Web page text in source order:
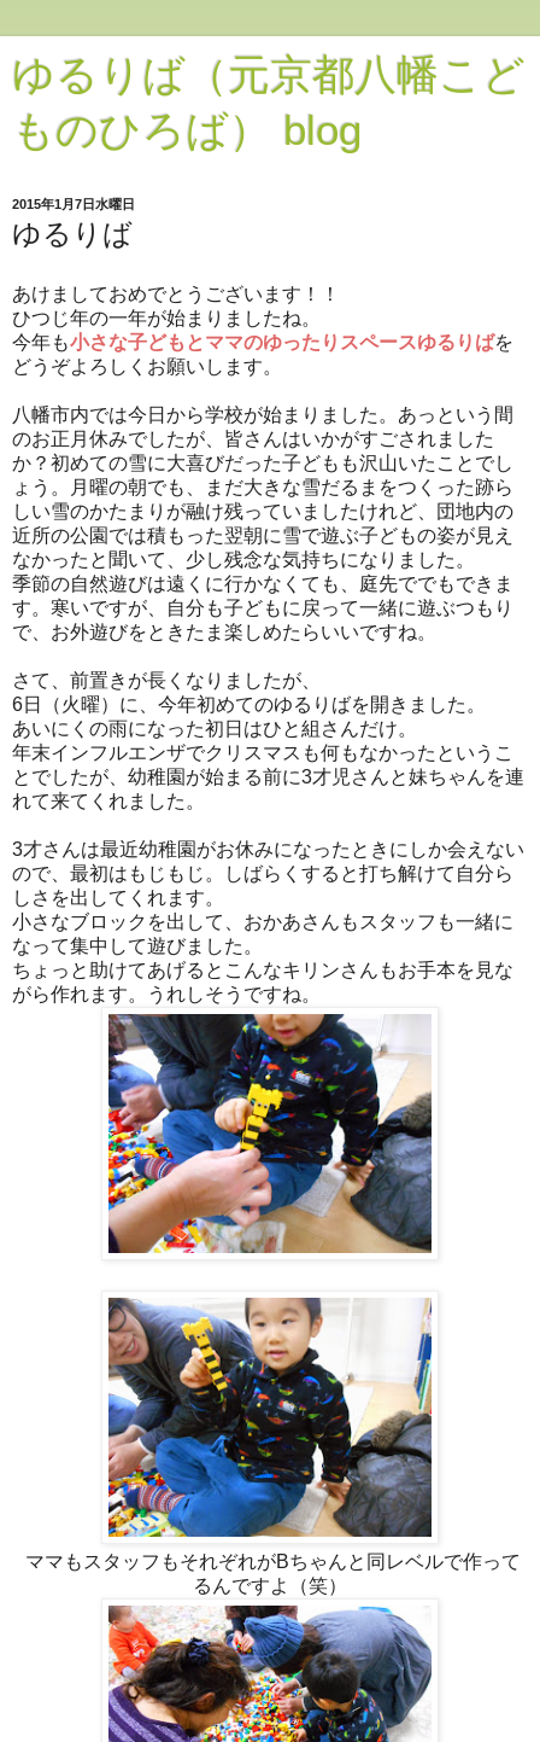
ゆるりば（元京都八幡こど
ものひろば） blog
2015年1月7日水曜日
ゆるりば
あけましておめでとうございます！！
ひつじ年の一年が始まりましたね。
今年も小さな子どもとママのゆったりスペースゆるりばを
どうぞよろしくお願いします。
八幡市内では今日から学校が始まりました。あっという間
のお正月休みでしたが、皆さんはいかがすごされました
か？初めての雪に大喜びだった子どもも沢山いたことでし
ょう。月曜の朝でも、まだ大きな雪だるまをつくった跡ら
しい雪のかたまりが融け残っていましたけれど、団地内の
近所の公園では積もった翌朝に雪で遊ぶ子どもの姿が見え
なかったと聞いて、少し残念な気持ちになりました。
季節の自然遊びは遠くに行かなくても、庭先ででもできま
す。寒いですが、自分も子どもに戻って一緒に遊ぶつもり
で、お外遊びをときたま楽しめたらいいですね。
さて、前置きが長くなりましたが、
6日（火曜）に、今年初めてのゆるりばを開きました。
あいにくの雨になった初日はひと組さんだけ。
年末インフルエンザでクリスマスも何もなかったというこ
とでしたが、幼稚園が始まる前に3才児さんと妹ちゃんを連
れて来てくれました。
3才さんは最近幼稚園がお休みになったときにしか会えない
ので、最初はもじもじ。しばらくすると打ち解けて自分ら
しさを出してくれます。
小さなブロックを出して、おかあさんもスタッフも一緒に
なって集中して遊びました。
ちょっと助けてあげるとこんなキリンさんもお手本を見な
がら作れます。うれしそうですね。
ママもスタッフもそれぞれがBちゃんと同レベルで作って
るんですよ（笑）